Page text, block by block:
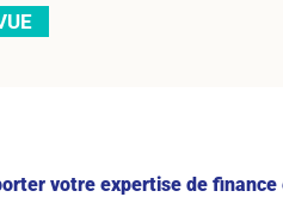
votre expertise de